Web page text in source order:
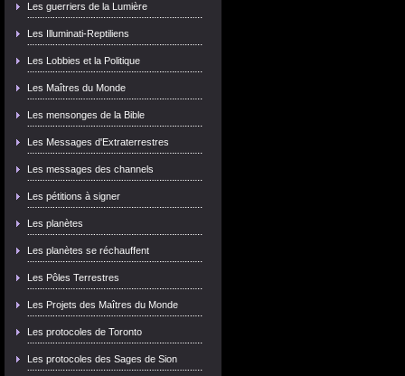
Les guerriers de la Lumière
Les Illuminati-Reptiliens
Les Lobbies et la Politique
Les Maîtres du Monde
Les mensonges de la Bible
Les Messages d'Extraterrestres
Les messages des channels
Les pétitions à signer
Les planètes
Les planètes se réchauffent
Les Pôles Terrestres
Les Projets des Maîtres du Monde
Les protocoles de Toronto
Les protocoles des Sages de Sion